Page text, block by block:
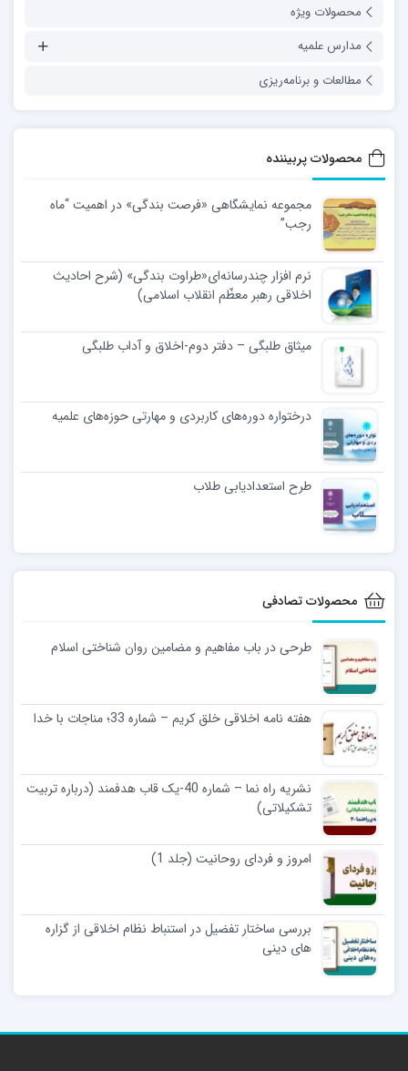
محصولات ویژه
مدارس علمیه
مطالعات و برنامه‌ریزی
محصولات پربیننده
مجموعه نمایشگاهی «فرصت بندگی» در اهمیت “ماه
رجب”
نرم افزار چندرسانه‌ای«طراوت بندگی» (شرح احادیث
اخلاقی رهبر معظّم انقلاب اسلامی)
میثاق طلبگی – دفتر دوم-اخلاق و آداب طلبگی
درختواره دوره‌های کاربردی و مهارتی حوزه‌های علمیه
طرح استعدادیابی طلاب
محصولات تصادفی
طرحی در باب مفاهیم و مضامین روان شناختی اسلام
هفته نامه اخلاقی خلق کریم – شماره 33؛ مناجات با خدا
نشریه راه نما – شماره 40-یک قاب هدفمند (درباره تربیت
تشکیلاتی)
امروز و فردای روحانیت (جلد 1)
بررسی ساختار تفضیل در استنباط نظام اخلاقی از گزاره
های دینی